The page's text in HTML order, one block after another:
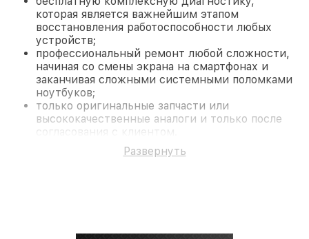
которая является важнейшим этапом
восстановления работоспособности любых
устройств;
профессиональный ремонт любой сложности,
начиная со смены экрана на смартфонах и
заканчивая сложными системными поломками
ноутбуков;
только оригинальные запчасти или
высококачественные аналоги и только после
согласования с клиентом.
На все работы и замененные комплектующие
предоставляется длительная гарантия. В случае
Развернуть